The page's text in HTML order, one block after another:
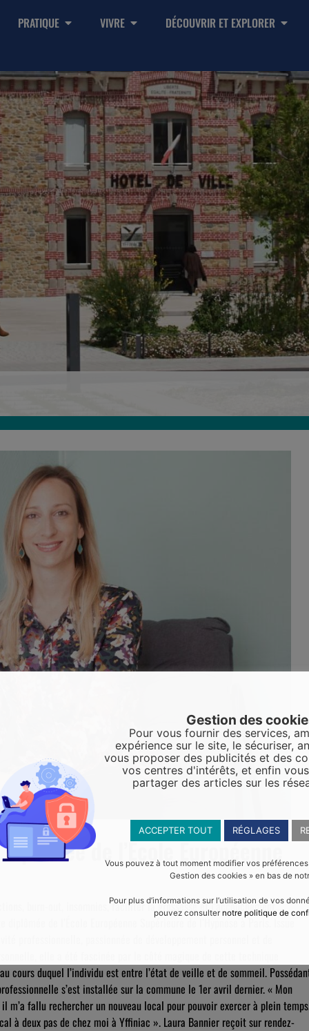
PRATIQUE VIVRE DÉCOUVRIR ET EXPLORER
de l’École Européenne
burn-out, insomnies, faciliter la grossesse et l’accouchement…
de l’École Européenne Supérieure de l’Hypnose à Paris. Issue
professionnelle, passionnée de développement personnel et de
elle a été fascinée par le côté magique de cette technique
cours duquel l’individu est entre l’état de veille et de sommeil.
s’est installée sur la commune le 1er avril dernier. « Mon
fallu rechercher un nouveau local pour pouvoir exercer à plein
à deux pas de chez moi à Yffiniac ». Laura Bannier reçoit sur rendez-
Gestion des
Pour vous fournir des services,
expérience sur le site, le sécuriser,
vous proposer des publicités et des
vos centres d'intérêts, et enfin
partager des articles sur les
ACCEPTER TOUT RÉGLAGES
Vous pouvez à tout moment modifier vos
Gestion des cookies » en bas de
Pour plus d’informations sur l’utilisation de vos
pouvez consulter notre politique de